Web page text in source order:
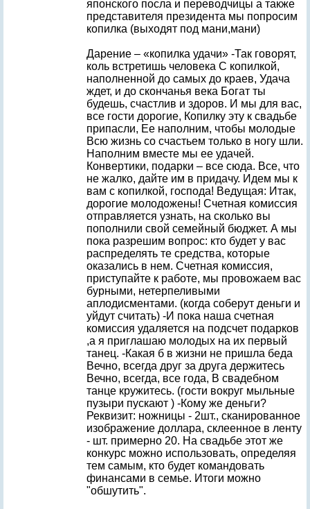
японского посла и переводчицы а также
представителя президента мы попросим
копилка (выходят под мани,мани)
Дарение – «копилка удачи» -Так говорят,
коль встретишь человека С копилкой,
наполненной до самых до краев, Удача
ждет, и до скончанья века Богат ты
будешь, счастлив и здоров. И мы для вас,
все гости дорогие, Копилку эту к свадьбе
припасли, Ее наполним, чтобы молодые
Всю жизнь со счастьем только в ногу шли.
Наполним вместе мы ее удачей.
Конвертики, подарки – все сюда. Все, что
не жалко, дайте им в придачу. Идем мы к
вам с копилкой, господа! Ведущая: Итак,
дорогие молодожены! Счетная комиссия
отправляется узнать, на сколько вы
пополнили свой семейный бюджет. А мы
пока разрешим вопрос: кто будет у вас
распределять те средства, которые
оказались в нем. Счетная комиссия,
приступайте к работе, мы провожаем вас
бурными, нетерпеливыми
аплодисментами. (когда соберут деньги и
уйдут считать) -И пока наша счетная
комиссия удаляется на подсчет подарков
,а я приглашаю молодых на их первый
танец. -Какая б в жизни не пришла беда
Вечно, всегда друг за друга держитесь
Вечно, всегда, все года, В свадебном
танце кружитесь. (гости вокруг мыльные
пузыри пускают ) -Кому же деньги?
Реквизит: ножницы - 2шт., сканированное
изображение доллара, склеенное в ленту
- шт. примерно 20. На свадьбе этот же
конкурс можно использовать, определяя
тем самым, кто будет командовать
финансами в семье. Итоги можно
"обшутить".